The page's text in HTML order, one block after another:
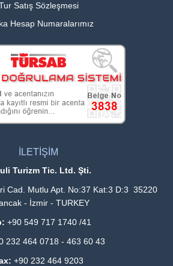
Satış Sözleşmesi
Hesap Numaralarımız
İLETİŞİM
Turizm Tic. Ltd. Şti.
Cad. Mutlu Apt. No:37 Kat:3 D:3 35220
- İzmir - TURKEY
+90 549 717 1740 /41
232 464 0718 - 463 60 43
+90 232 464 9203